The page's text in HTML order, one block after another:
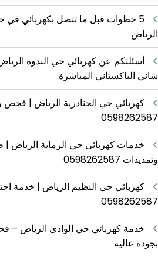
5 خطوات قبل ما تتصل بكهربائي في
الرياض
أسئلتكم عن كهربائي حي الندوة
شاني الباكستاني المباشرة
كهربائي حي الجنادرية الرياض | فحص
0598262587
خدمات كهربائي حي الرماية الرياض |
وتمديدات 0598262587
كهربائي حي النظيم الرياض | خدمة
0598262587
خدمة كهربائي حي الوادي الرياض –
بجودة عالية